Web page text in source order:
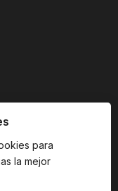
para
la mejor